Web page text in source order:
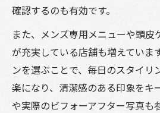
確認するのも有効です。
また、メンズ専用メニューや頭皮
が充実している店舗も増えていま
ンを選ぶことで、毎日のスタイリ
楽になり、清潔感のある印象をキ
や実際のビフォーアフター写真も